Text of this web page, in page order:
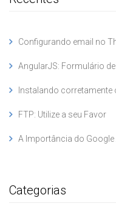
Configurando email no
AngularJS: Formulário
Instalando corretamente
FTP: Utilize a seu Favor
A Importância do Google
Categorias